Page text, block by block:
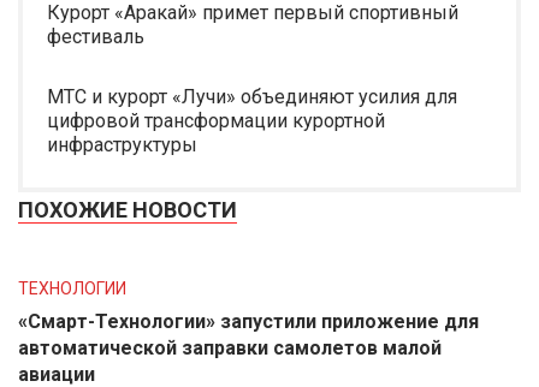
Курорт «Аракай» примет первый спортивный
фестиваль
МТС и курорт «Лучи» объединяют усилия для
цифровой трансформации курортной
инфраструктуры
ПОХОЖИЕ НОВОСТИ
ТЕХНОЛОГИИ
«Смарт-Технологии» запустили приложение для
автоматической заправки самолетов малой
авиации